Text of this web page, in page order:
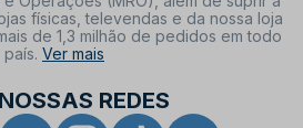
físicas, televendas e da nossa loja
de 1,3 milhão de pedidos em todo
país. Ver mais
REDES